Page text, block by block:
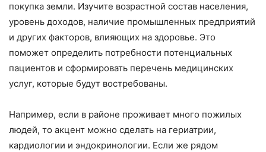
покупка земли. Изучите возрастной состав населения,
уровень доходов, наличие промышленных предприятий
и других факторов, влияющих на здоровье. Это
поможет определить потребности потенциальных
пациентов и сформировать перечень медицинских
услуг, которые будут востребованы.
Например, если в районе проживает много пожилых
людей, то акцент можно сделать на гериатрии,
кардиологии и эндокринологии. Если же рядом